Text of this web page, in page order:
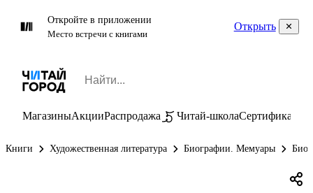
Откройте в приложении
Место встречи с книгами
Открыть
МагазиныАкцииРаспродажа Читай-школаСертификаты
Книги Художественная литература Биографии. Мемуары